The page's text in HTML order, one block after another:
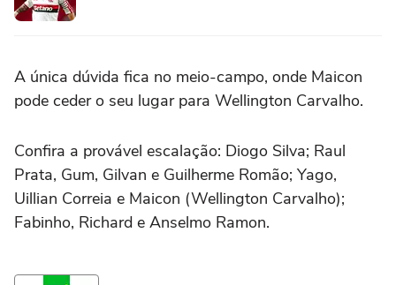
A única dúvida fica no meio-campo, onde Maicon
pode ceder o seu lugar para Wellington Carvalho.
Confira a provável escalação: Diogo Silva; Raul
Prata, Gum, Gilvan e Guilherme Romão; Yago,
Uillian Correia e Maicon (Wellington Carvalho);
Fabinho, Richard e Anselmo Ramon.